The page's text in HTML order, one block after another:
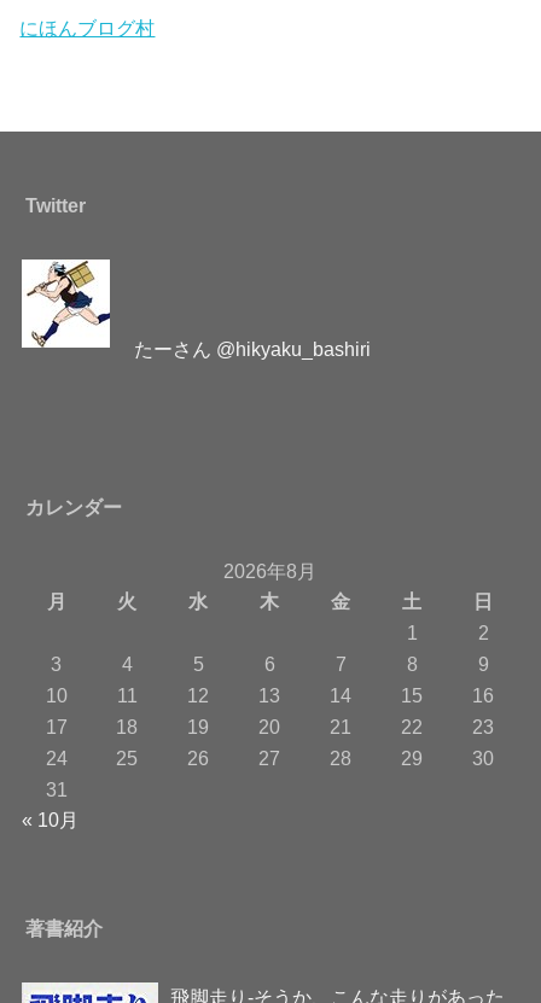
にほんブログ村
Twitter
たーさん @hikyaku_bashiri
カレンダー
2026年8月
月
火 水 木 金 土
日
1
2
3
4 5 6 7 8
9
10
11 12 13 14 15
16
17
18 19 20 21 22
23
24
25 26 27 28 29
30
31
« 10月
著書紹介
飛脚走り-そうか、こんな走りがあった